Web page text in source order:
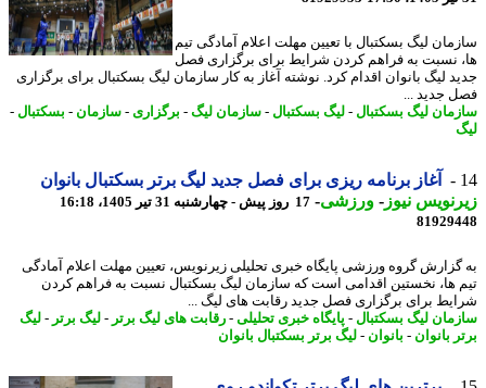
لیگ بسکتبال با تعیین مهلت اعلام آمادگی تیم
نسبت به فراهم کردن شرایط برای برگزاری فصل
لیگ بانوان اقدام کرد. نوشته آغاز به کار سازمان لیگ بسکتبال برای برگزاری
جدید ...
لیگ بسکتبال-لیگ بسکتبال-سازمان لیگ -برگزاری - سازمان -بسکتبال-
آغاز برنامه ریزی برای فصل جدید لیگ برتر بسکتبال بانوان
نیوز-ورزشی-17 روز پیش - چهارشنبه 31 تیر 1405، 16:18
گروه ورزشی پایگاه خبری تحلیلی زیرنویس، تعیین مهلت اعلام آمادگی
ها، نخستین اقدامی است که سازمان لیگ بسکتبال نسبت به فراهم کردن
برای برگزاری فصل جدید رقابت های لیگ ...
لیگ بسکتبال-پایگاه خبری تحلیلی-رقابت های لیگ برتر - لیگ برتر - لیگ
بانوان- بانوان- لیگ برتر بسکتبال بانوان